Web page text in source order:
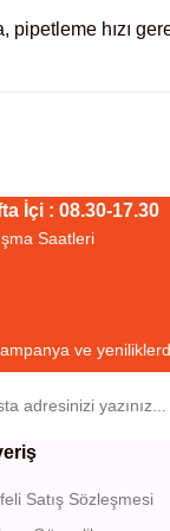
hızı
İçi : 08.30-17.30
Saatleri
ve
Satış Sözleşmesi